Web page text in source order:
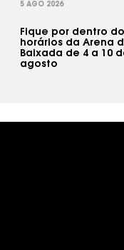
5 AGO 2026
Fique por dentro
horários da Arena
Baixada de 4 a 10
agosto